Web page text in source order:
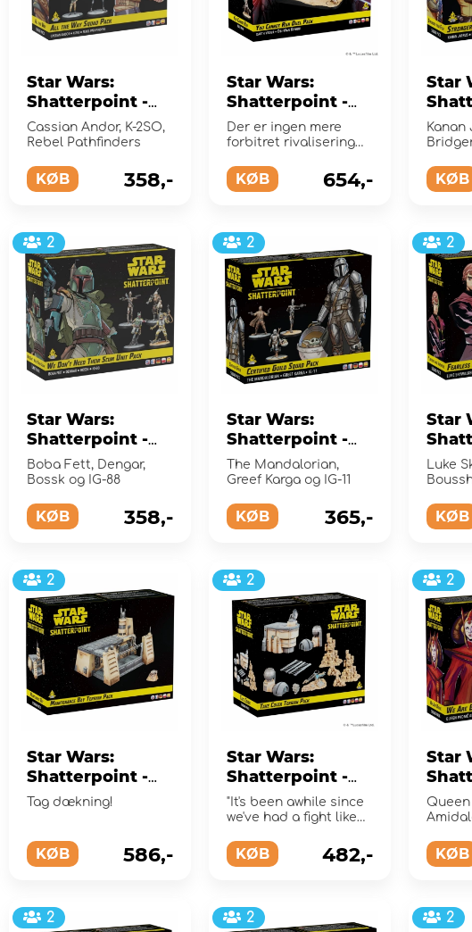
Star Wars:
Shatterpoint -
All the Way
Squad Squad
Cassian Andor, K-2SO,
Rebel Pathfinders
KØB 358,-
Star Wars:
Shatterpoint -
You Cannot Run
Duel Pack (Exp.)
Der er ingen mere
forbitret rivalisering
Master Obi-Wan
Kenobi og Da...
KØB 654,-
Star
Fear
Kanan
KØB
2
Star Wars:
Shatterpoint -
We Don’t Need
Their Scum
(Exp.)
Boba Fett, Dengar,
Bossk og IG-88
KØB 358,-
2
Star Wars:
Shatterpoint -
Certified Guild
Squad Pack
The Mandalorian,
Greef Karga og IG-11
KØB 365,-
2
Star
Luke
KØB
2
Star Wars:
Shatterpoint -
Maintenance
Tag dækning!
KØB 586,-
2
Star Wars:
Shatterpoint -
Take Cover
Terrain Pack
"It's been awhile since
we've had a fight like
KØB 482,-
2
Star
We
KØB
2 2 2